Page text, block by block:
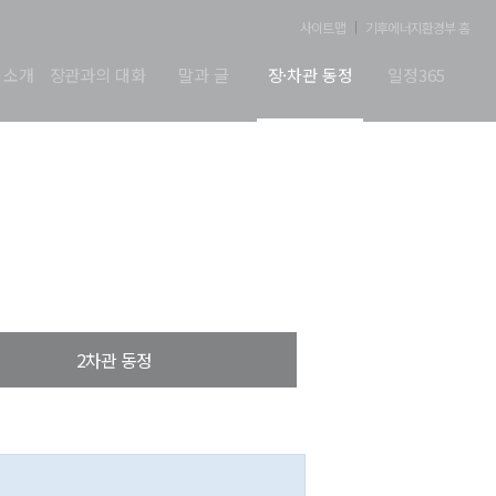
사이트맵 기후에너지환경부 홈
개 장관과의 대화 말과 글 장·차관 동정 일정365
2차관 동정